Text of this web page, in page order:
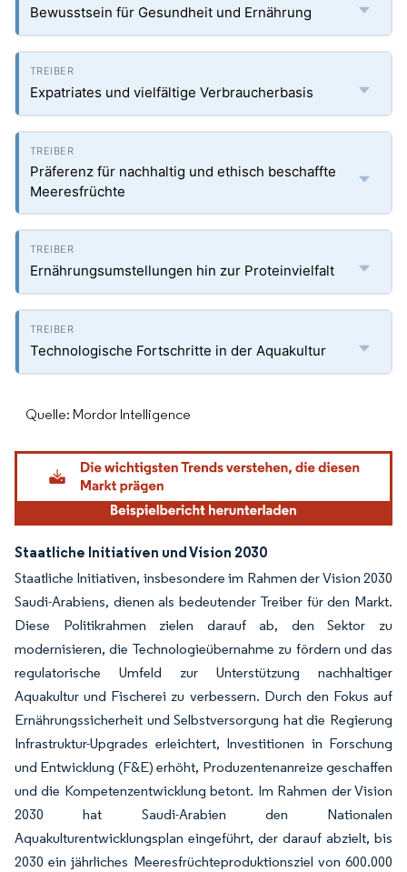
Bewusstsein für Gesundheit und Ernährung
Expatriates und vielfältige Verbraucherbasis
Präferenz für nachhaltig und ethisch beschaffte
Meeresfrüchte
Ernährungsumstellungen hin zur Proteinvielfalt
Technologische Fortschritte in der Aquakultur
Quelle: Mordor Intelligence
Staatliche Initiativen und Vision 2030
Staatliche Initiativen, insbesondere im Rahmen der Vision 2030
Saudi-Arabiens, dienen als bedeutender Treiber für den Markt.
Diese Politikrahmen zielen darauf ab, den Sektor zu
modernisieren, die Technologieübernahme zu fördern und das
regulatorische Umfeld zur Unterstützung nachhaltiger
Aquakultur und Fischerei zu verbessern. Durch den Fokus auf
Ernährungssicherheit und Selbstversorgung hat die Regierung
Infrastruktur-Upgrades erleichtert, Investitionen in Forschung
und Entwicklung (F&E) erhöht, Produzentenanreize geschaffen
und die Kompetenzentwicklung betont. Im Rahmen der Vision
2030 hat Saudi-Arabien den Nationalen
Aquakulturentwicklungsplan eingeführt, der darauf abzielt, bis
2030 ein jährliches Meeresfrüchteproduktionsziel von 600.000